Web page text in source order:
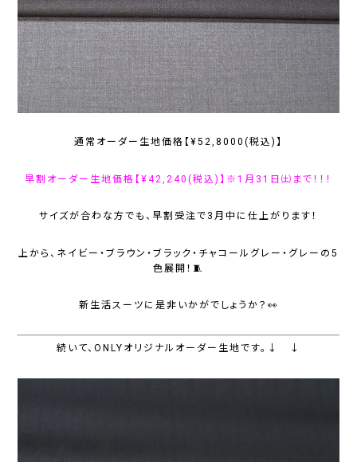
通常オーダー生地価格【¥52,8000(税込)】
早割オーダー生地価格【¥42,240(税込)】※1月31日㈯まで！！！
サイズが合わな方でも、早割受注で3月中に仕上がります！
上から、ネイビー・ブラウン・ブラック・チャコールグレー・グレーの5
色展開！🧵
新生活スーツに是非いかがでしょうか？👀
続いて、ONLYオリジナルオーダー生地です。↓ ↓